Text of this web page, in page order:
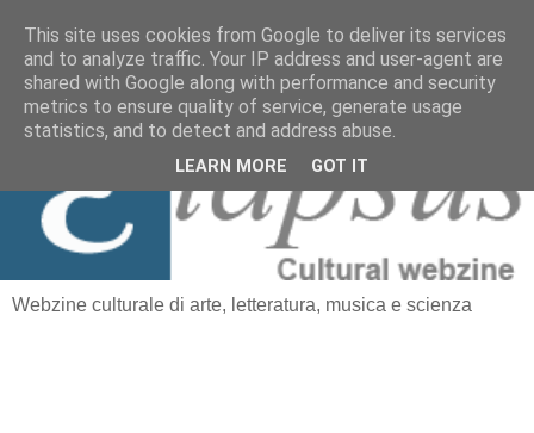
≡ Elapsus
Webzine culturale di arte, letteratura, musica e scienza
This site uses cookies from Google to deliver its services
and to analyze traffic. Your IP address and user-agent are
shared with Google along with performance and security
metrics to ensure quality of service, generate usage
statistics, and to detect and address abuse.
LEARN MORE GOT IT